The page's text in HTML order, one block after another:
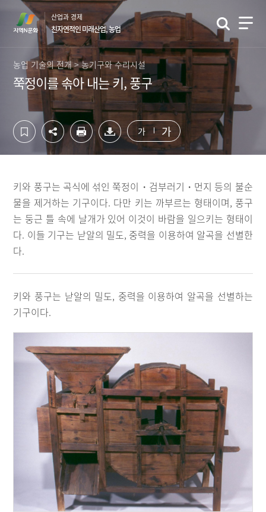
산업과 경제
친자연적인 미래산업, 농업
농업 기술의 전개 > 농기구와 수리시설
쭉정이를 솎아 내는 키, 풍구
가 가
키와 풍구는 곡식에 섞인 쭉정이・검부러기・먼지 등의 불순
물을 제거하는 기구이다. 다만 키는 까부르는 형태이며, 풍구
는 둥근 틀 속에 날개가 있어 이것이 바람을 일으키는 형태이
다. 이들 기구는 낟알의 밀도, 중력을 이용하여 알곡을 선별한
다.
키와 풍구는 낟알의 밀도, 중력을 이용하여 알곡을 선별하는
기구이다.